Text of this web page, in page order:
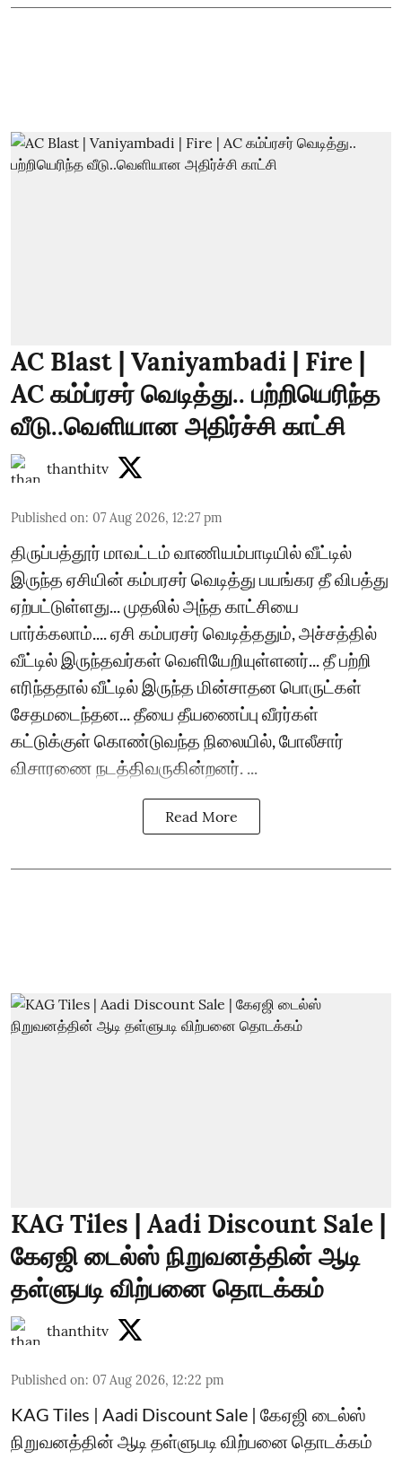
AC Blast | Vaniyambadi | Fire |
AC கம்ப்ரசர் வெடித்து.. பற்றியெரிந்த
வீடு..வெளியான அதிர்ச்சி காட்சி
thanthitv
Published on: 07 Aug 2026, 12:27 pm
திருப்பத்தூர் மாவட்டம் வாணியம்பாடியில் வீட்டில்
இருந்த ஏசியின் கம்பரசர் வெடித்து பயங்கர தீ விபத்து
ஏற்பட்டுள்ளது... முதலில் அந்த காட்சியை
பார்க்கலாம்.... ஏசி கம்பரசர் வெடித்ததும், அச்சத்தில்
வீட்டில் இருந்தவர்கள் வெளியேறியுள்ளனர்... தீ பற்றி
எரிந்ததால் வீட்டில் இருந்த மின்சாதன பொருட்கள்
சேதமடைந்தன... தீயை தீயணைப்பு வீரர்கள்
கட்டுக்குள் கொண்டுவந்த நிலையில், போலீசார்
விசாரணை நடத்திவருகின்றனர். ...
Read More
KAG Tiles | Aadi Discount Sale |
கேஏஜி டைல்ஸ் நிறுவனத்தின் ஆடி
தள்ளுபடி விற்பனை தொடக்கம்
thanthitv
Published on: 07 Aug 2026, 12:22 pm
KAG Tiles | Aadi Discount Sale | கேஏஜி டைல்ஸ்
நிறுவனத்தின் ஆடி தள்ளுபடி விற்பனை தொடக்கம்